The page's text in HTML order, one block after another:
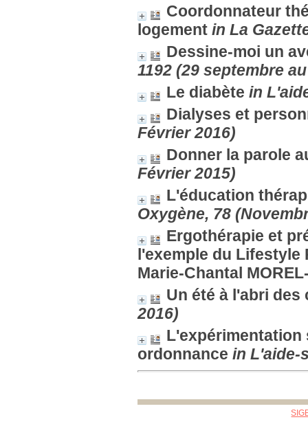
Coordonnateur
logement in La
Dessine-moi un
1192 (29 septembre
Le diabète in
Dialyses et
Février 2016)
Donner la parole
Février 2015)
L'éducation
Oxygène, 78
Ergothérapie et
l'exemple du Lifestyle
Marie-Chantal
Un été à l'abri des
2016)
ordonnance in L'aide-